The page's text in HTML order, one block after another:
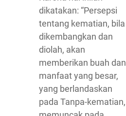
dikatakan: “Persepsi
tentang kematian, bila
dikembangkan dan
diolah, akan
memberikan buah dan
manfaat yang besar,
yang berlandaskan
pada Tanpa-kematian,